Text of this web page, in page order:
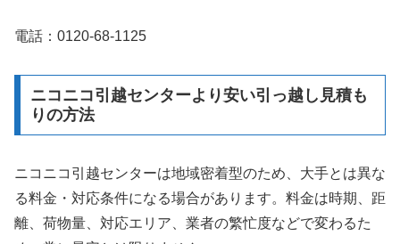
電話：0120-68-1125
ニコニコ引越センターより安い引っ越し見積も
りの方法
ニコニコ引越センターは地域密着型のため、大手とは異な
る料金・対応条件になる場合があります。料金は時期、距
離、荷物量、対応エリア、業者の繁忙度などで変わるた